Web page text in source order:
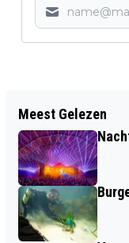
START
SANNE DE
Meest Gelezen